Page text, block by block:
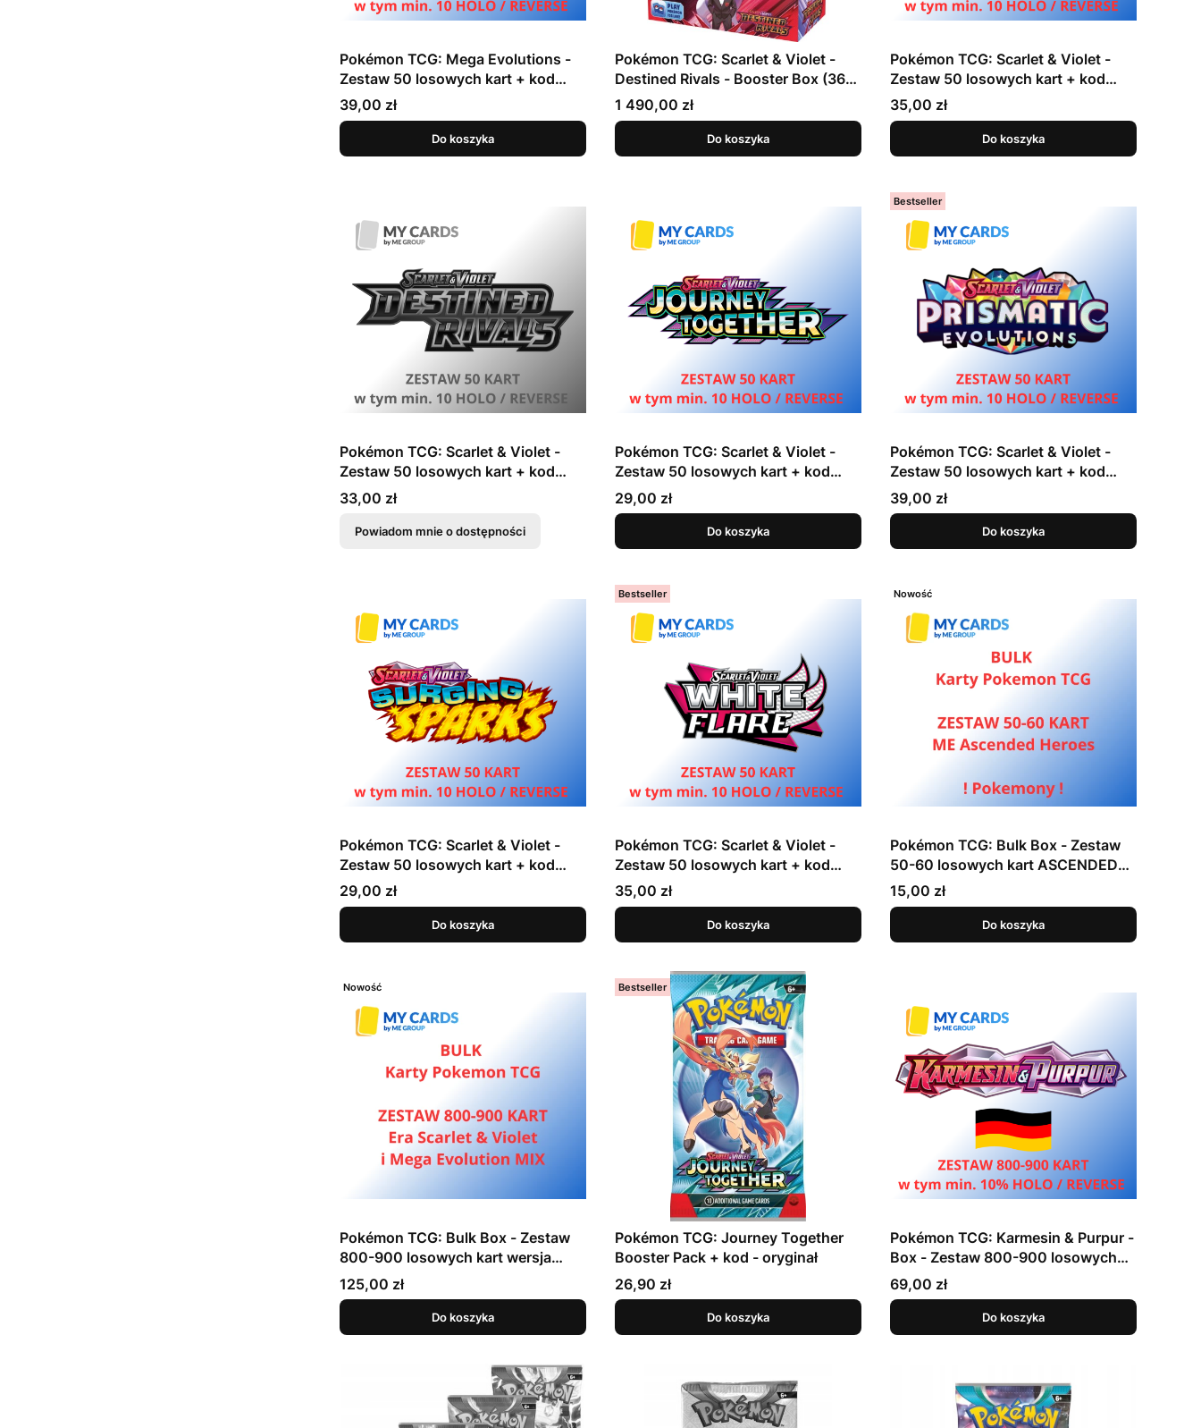
Pokémon TCG: Mega Evolutions -
Zestaw 50 losowych kart + kod
online - ME 01
Cena
39,00 zł
Do koszyka
Pokémon TCG: Scarlet & Violet -
Destined Rivals - Booster Box (36
booster) - RESTOCK !!
Cena
1 490,00 zł
Do koszyka
Pokémon TCG: Scarlet & Violet -
Zestaw 50 losowych kart + kod
online - Black Bolt
Cena
35,00 zł
Do koszyka
Pokémon TCG: Scarlet & Violet -
Zestaw 50 losowych kart + kod
online - Destined Rivals
Cena
33,00 zł
Powiadom mnie o dostępności
Pokémon TCG: Scarlet & Violet -
Zestaw 50 losowych kart + kod
online - Journey Together
Cena
29,00 zł
Do koszyka
Bestseller
Pokémon TCG: Scarlet & Violet -
Zestaw 50 losowych kart + kod
online - Prismatic Evolutions
Cena
39,00 zł
Do koszyka
Pokémon TCG: Scarlet & Violet -
Zestaw 50 losowych kart + kod
online - Surging Sparks
Cena
29,00 zł
Do koszyka
Bestseller
Pokémon TCG: Scarlet & Violet -
Zestaw 50 losowych kart + kod
online - White Flare
Cena
35,00 zł
Do koszyka
Nowość
Pokémon TCG: Bulk Box - Zestaw
50-60 losowych kart ASCENDED
HEROES wersja ANGIELSKA
Cena
15,00 zł
Do koszyka
Nowość
Pokémon TCG: Bulk Box - Zestaw
800-900 losowych kart wersja
ANGIELSKA
Cena
125,00 zł
Do koszyka
Bestseller
Pokémon TCG: Journey Together
Booster Pack + kod - oryginał
Cena
26,90 zł
Do koszyka
Pokémon TCG: Karmesin & Purpur -
Box - Zestaw 800-900 losowych
kart wersja NIEMIECKA
Cena
69,00 zł
Do koszyka